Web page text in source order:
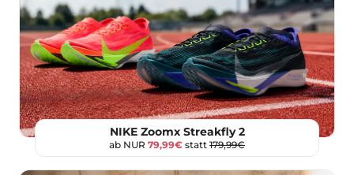
NIKE Zoomx Streakfly 2
ab NUR 79,99€ statt 179,99€